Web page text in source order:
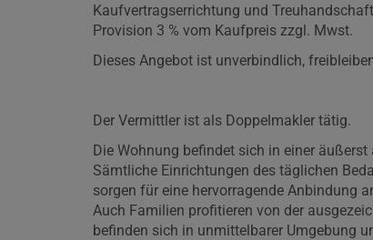
Kaufvertragserrichtung und
Provision 3 % vom Kaufpreis zzgl. Mwst.
Dieses Angebot ist unverbindlich,
Der Vermittler ist als Doppelmakler tätig.
Die Wohnung befindet sich in einer
Sämtliche Einrichtungen des täglichen
sorgen für eine hervorragende Anbindung
Auch Familien profitieren von der
befinden sich in unmittelbarer Umgebung